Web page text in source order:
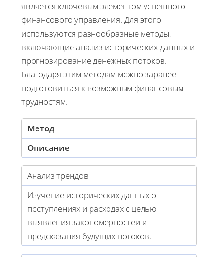
является ключевым элементом успешного
финансового управления. Для этого
используются разнообразные методы,
включающие анализ исторических данных и
прогнозирование денежных потоков.
Благодаря этим методам можно заранее
подготовиться к возможным финансовым
трудностям.
Метод
Описание
Анализ трендов
Изучение исторических данных о
поступлениях и расходах с целью
выявления закономерностей и
предсказания будущих потоков.